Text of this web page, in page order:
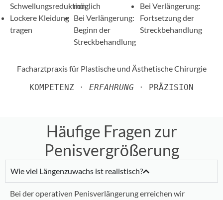
Schwellungsreduktion
Lockere Kleidung
tragen
möglich
Bei Verlängerung:
Beginn der
Streckbehandlung
Bei Verlängerung:
Fortsetzung der
Streckbehandlung
Facharztpraxis für Plastische und Ästhetische Chirurgie
KOMPETENZ · ERFAHRUNG · PRÄZISION
Häufige Fragen zur
Penisvergrößerung
Wie viel Längenzuwachs ist realistisch?
Bei der operativen Penisverlängerung erreichen wir